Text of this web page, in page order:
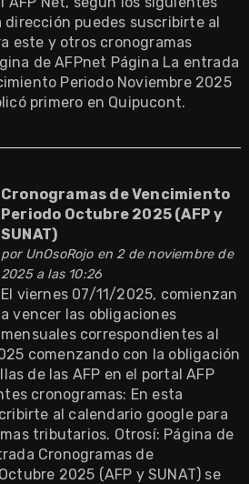
dirección puedes suscribirte al
este y otros cronogramas
de AFPnet Página La entrada
Periodo Noviembre 2025
primero en Quipucont.
Cronogramas de Vencimiento
Periodo Octubre 2025 (AFP y
SUNAT)
por UnOsoRojoen 2 de noviembre de
2025 a las 10:26
El viernes 07/11/2025, comienzan
a vencer las obligaciones
mensuales correspondientes al
comenzando con la obligación
de las AFP en el portal AFP
cronogramas: En esta
al calendario google para
tributarios. Otrosí: Página de
Cronogramas de
2025 (AFP y SUNAT) se